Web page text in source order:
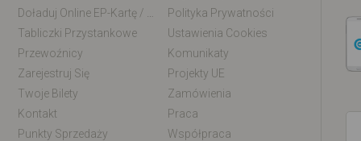
Polityka Prywatności
Tabliczki Przystankowe
Ustawienia Cookies
Przewoźnicy
Komunikaty
Zarejestruj Się
Projekty UE
Twoje Bilety
Zamówienia
Kontakt
Praca
Punkty Sprzedaży
Współpraca